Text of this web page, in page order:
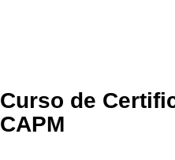
Curso de
CAPM